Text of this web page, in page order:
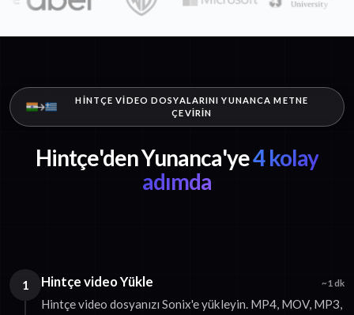
HINTÇE VIDEO DOSYALARINI YUNANCA METNE
ÇEVIRIN
Hintçe'den Yunanca'ye4 kolay
adımda
1 Hintçe video Yükle ~1 dk
Hintçe video dosyanızı Sonix'e yükleyin. MP4, MOV, MP3,